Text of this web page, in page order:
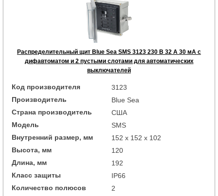
Распределительный щит Blue Sea SMS 3123 230 В 32 А 30 мА с
дифавтоматом и 2 пустыми слотами для автоматических
выключателей
Код производителя
3123
Производитель
Blue Sea
Страна производитель
США
Модель
SMS
Внутренний размер, мм
152 x 152 x 102
Высота, мм
120
Длина, мм
192
Класс защиты
IP66
Количество полюсов
2